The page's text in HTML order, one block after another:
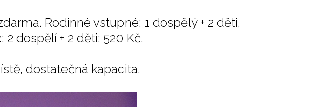
Rodinné vstupné: 1 dospělý + 2 děti,
dospělí + 2 děti: 520 Kč.
dostatečná kapacita.